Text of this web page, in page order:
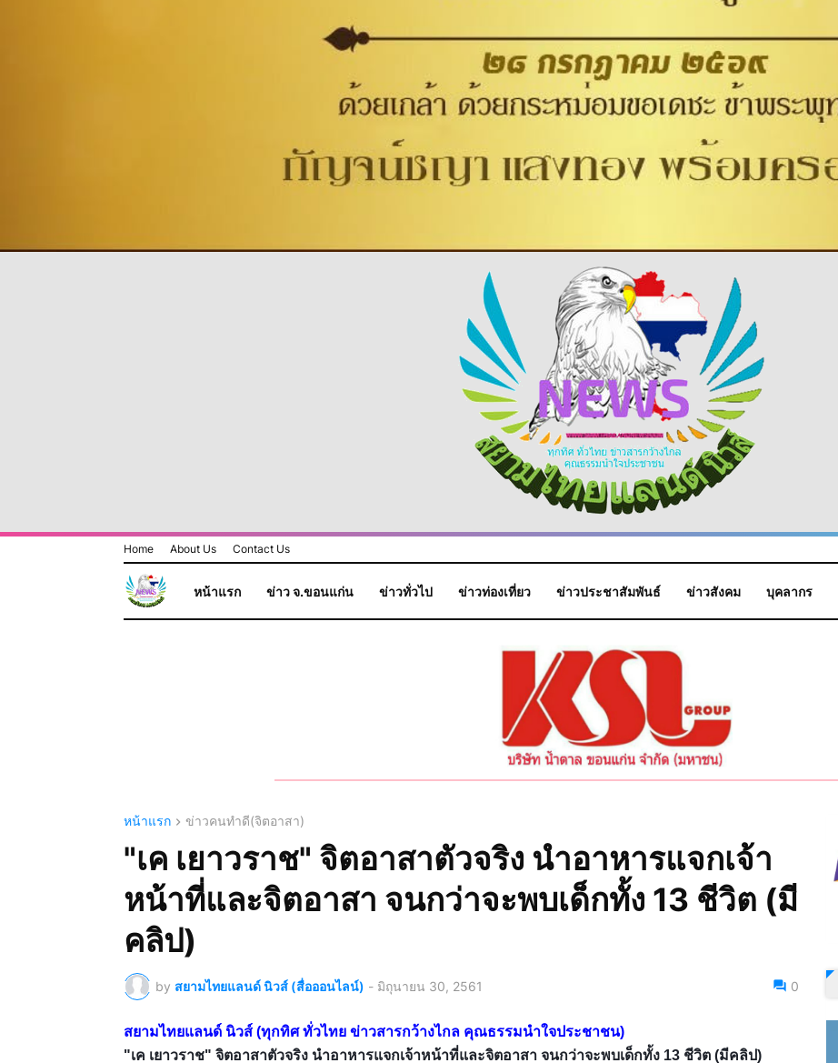
Home About Us Contact Us
หน้าแรก ข่าว จ.ขอนแก่น ข่าวทั่วไป ข่าวท่องเที่ยว ข่าวประชาสัมพันธ์ ข่าวสังคม บุคลากร
หน้าแรก ข่าวคนทำดี(จิตอาสา)
"เค เยาวราช" จิตอาสาตัวจริง นำอาหารแจกเจ้า
หน้าที่และจิตอาสา จนกว่าจะพบเด็กทั้ง 13 ชีวิต (มี
คลิป)
by สยามไทยแลนด์ นิวส์ (สื่อออนไลน์) - มิถุนายน 30, 2561 0
สยามไทยแลนด์ นิวส์ (ทุกทิศ ทั่วไทย ข่าวสารกว้างไกล คุณธรรมนำใจประชาชน)
"เค เยาวราช" จิตอาสาตัวจริง นำอาหารแจกเจ้าหน้าที่และจิตอาสา จนกว่าจะพบเด็กทั้ง 13 ชีวิต (มีคลิป)